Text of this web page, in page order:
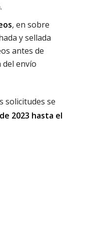
, en sobre
y sellada
antes de
del envío
solicitudes se
2023 hasta el